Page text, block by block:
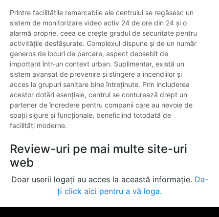
Printre facilitățile remarcabile ale centrului se regăsesc un
sistem de monitorizare video activ 24 de ore din 24 și o
alarmă proprie, ceea ce crește gradul de securitate pentru
activitățile desfășurate. Complexul dispune și de un număr
generos de locuri de parcare, aspect deosebit de
important într-un context urban. Suplimentar, există un
sistem avansat de prevenire și stingere a incendiilor și
acces la grupuri sanitare bine întreținute. Prin includerea
acestor dotări esențiale, centrul se conturează drept un
partener de încredere pentru companii care au nevoie de
spații sigure și funcționale, beneficiind totodată de
facilități moderne.
Review-uri pe mai multe site-uri
web
Doar userii logați au acces la această informație. Da-
ți click aici pentru a vă loga.